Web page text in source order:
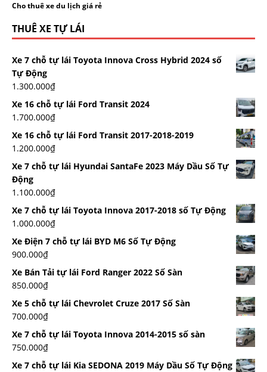
Cho thuê xe du lịch giá rẻ
THUÊ XE TỰ LÁI
Xe 7 chỗ tự lái Toyota Innova Cross Hybrid 2024 số
Tự Động
1.300.000₫
Xe 16 chỗ tự lái Ford Transit 2024
1.700.000₫
Xe 16 chỗ tự lái Ford Transit 2017-2018-2019
1.200.000₫
Xe 7 chỗ tự lái Hyundai SantaFe 2023 Máy Dầu Số Tự
Động
1.100.000₫
Xe 7 chỗ tự lái Toyota Innova 2017-2018 số Tự Động
1.000.000₫
Xe Điện 7 chỗ tự lái BYD M6 Số Tự Động
900.000₫
Xe Bán Tải tự lái Ford Ranger 2022 Số Sàn
850.000₫
Xe 5 chỗ tự lái Chevrolet Cruze 2017 Số Sàn
700.000₫
Xe 7 chỗ tự lái Toyota Innova 2014-2015 số sàn
750.000₫
Xe 7 chỗ tự lái Kia SEDONA 2019 Máy Dầu Số Tự Động